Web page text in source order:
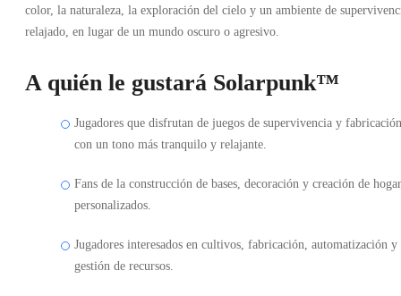
color, la naturaleza, la exploración del cielo y un ambiente de
relajado, en lugar de un mundo oscuro o agresivo.
A quién le gustará Solarpunk™
Jugadores que disfrutan de juegos de supervivencia y fabricación
con un tono más tranquilo y relajante.
Fans de la construcción de bases, decoración y creación de
personalizados.
Jugadores interesados en cultivos, fabricación, automatización y
gestión de recursos.